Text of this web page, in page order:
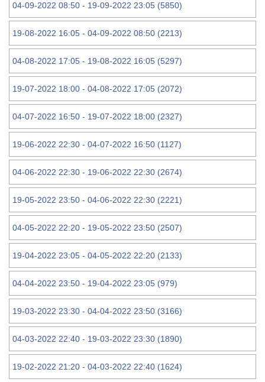
04-09-2022 08:50 - 19-09-2022 23:05 (5850)
19-08-2022 16:05 - 04-09-2022 08:50 (2213)
04-08-2022 17:05 - 19-08-2022 16:05 (5297)
19-07-2022 18:00 - 04-08-2022 17:05 (2072)
04-07-2022 16:50 - 19-07-2022 18:00 (2327)
19-06-2022 22:30 - 04-07-2022 16:50 (1127)
04-06-2022 22:30 - 19-06-2022 22:30 (2674)
19-05-2022 23:50 - 04-06-2022 22:30 (2221)
04-05-2022 22:20 - 19-05-2022 23:50 (2507)
19-04-2022 23:05 - 04-05-2022 22:20 (2133)
04-04-2022 23:50 - 19-04-2022 23:05 (979)
19-03-2022 23:30 - 04-04-2022 23:50 (3166)
04-03-2022 22:40 - 19-03-2022 23:30 (1890)
19-02-2022 21:20 - 04-03-2022 22:40 (1624)